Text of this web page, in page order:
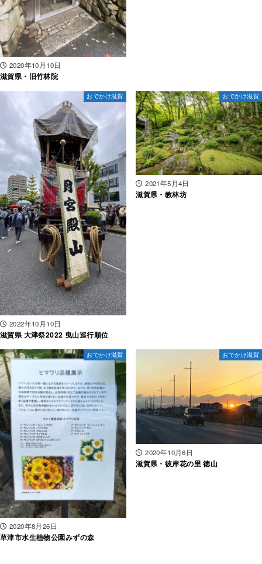
2020年10月10日
滋賀県・旧竹林院
おでかけ滋賀
2022年10月10日
滋賀県 大津祭2022 曳山巡行順位
おでかけ滋賀
2021年5月4日
滋賀県・教林坊
おでかけ滋賀
2020年8月26日
草津市水生植物公園みずの森
おでかけ滋賀
2020年10月6日
滋賀県・彼岸花の里 徳山